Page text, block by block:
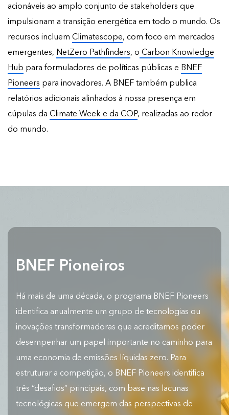
acionáveis ao amplo conjunto de stakeholders que
impulsionam a transição energética em todo o mundo. Os
recursos incluemClimatescope, com foco em mercados
emergentes, NetZero Pathfinders, o Carbon Knowledge
Hub para formuladores de políticas públicas e BNEF
Pioneers para inovadores. A BNEF também publica
relatórios adicionais alinhados à nossa presença em
cúpulas daClimate Week e da COP, realizadas ao redor
do mundo.
BNEF Pioneiros
Há mais de uma década, o programa BNEF Pioneers
identifica anualmente um grupo de tecnologias ou
inovações transformadoras que acreditamos poder
desempenhar um papel importante no caminho para
uma economia de emissões líquidas zero. Para
estruturar a competição, o BNEF Pioneers identifica
três “desafios” principais, com base nas lacunas
tecnológicas que emergem das perspectivas de